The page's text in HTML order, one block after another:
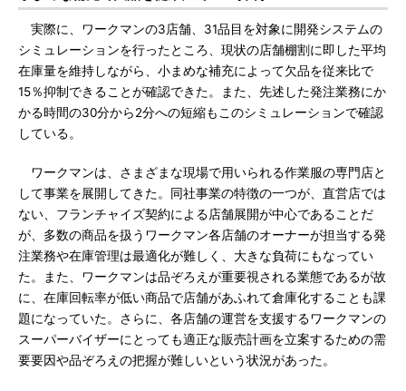
実際に、ワークマンの3店舗、31品目を対象に開発システムの
シミュレーションを行ったところ、現状の店舗棚割に即した平均
在庫量を維持しながら、小まめな補充によって欠品を従来比で
15％抑制できることが確認できた。また、先述した発注業務にか
かる時間の30分から2分への短縮もこのシミュレーションで確認
している。
ワークマンは、さまざまな現場で用いられる作業服の専門店と
して事業を展開してきた。同社事業の特徴の一つが、直営店では
ない、フランチャイズ契約による店舗展開が中心であることだ
が、多数の商品を扱うワークマン各店舗のオーナーが担当する発
注業務や在庫管理は最適化が難しく、大きな負荷にもなってい
た。また、ワークマンは品ぞろえが重要視される業態であるが故
に、在庫回転率が低い商品で店舗があふれて倉庫化することも課
題になっていた。さらに、各店舗の運営を支援するワークマンの
スーパーバイザーにとっても適正な販売計画を立案するための需
要要因や品ぞろえの把握が難しいという状況があった。